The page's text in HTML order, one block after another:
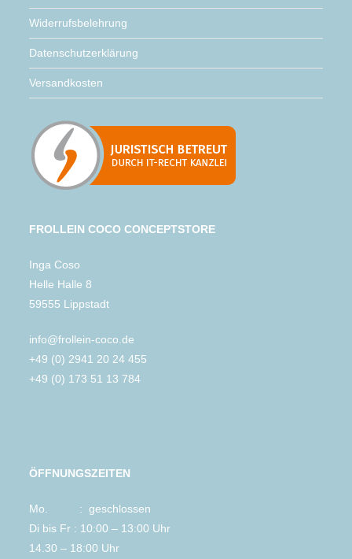
Widerrufsbelehrung
Datenschutzerklärung
Versandkosten
FROLLEIN COCO CONCEPTSTORE
Inga Coso
Helle Halle 8
59555 Lippstadt
info@frollein-coco.de
+49 (0) 2941 20 24 455
+49 (0) 173 51 13 784
ÖFFNUNGSZEITEN
Mo. : geschlossen
Di bis Fr : 10:00 – 13:00 Uhr
14.30 – 18:00 Uhr